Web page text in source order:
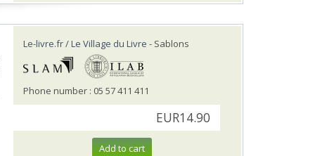
Le-livre.fr / Le Village du Livre - Sablons
Phone number : 05 57 411 411
EUR14.90
Add to cart